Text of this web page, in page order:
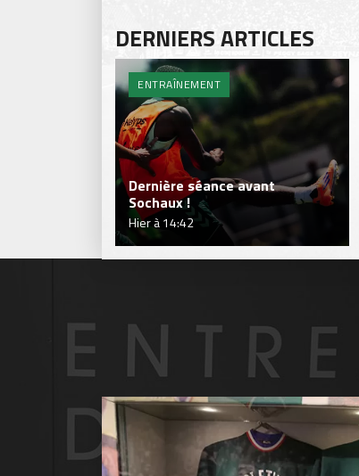
DERNIERS ARTICLES
ENTRAÎNEMENT
Dernière séance avant
Sochaux !
Hier à 14:42